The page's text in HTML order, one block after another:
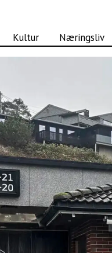
Kultur Næringsliv